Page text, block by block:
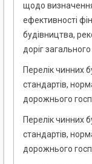
щодо
ефективності
будівництва,
доріг
Перелік чинних
стандартів,
дорожнього
Перелік чинних
стандартів,
дорожнього